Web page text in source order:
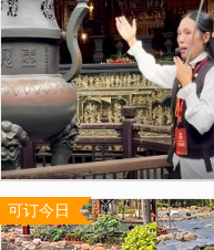
可订今日